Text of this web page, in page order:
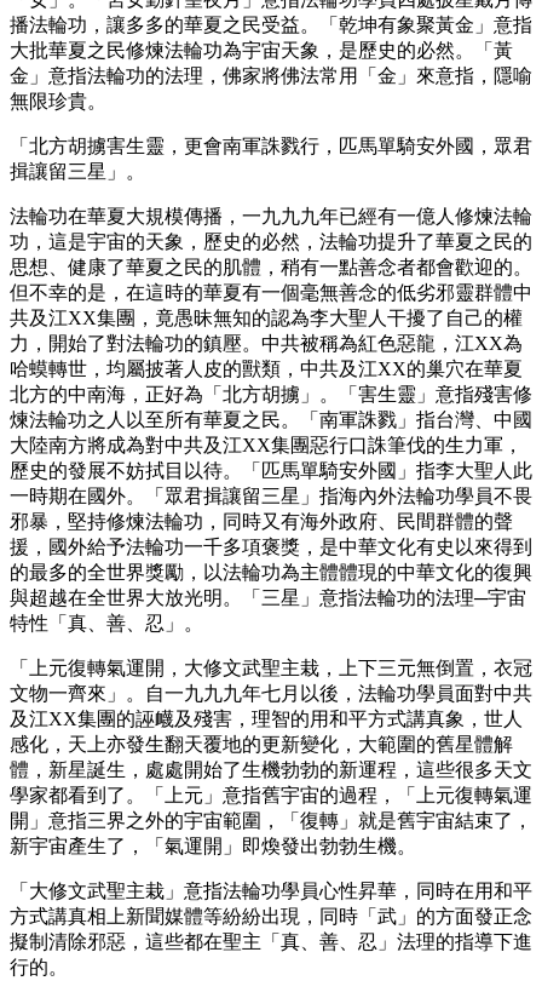
播法輪功，讓多多的華夏之民受益。「乾坤有象聚黃金」意指
大批華夏之民修煉法輪功為宇宙天象，是歷史的必然。「黃
金」意指法輪功的法理，佛家將佛法常用「金」來意指，隱喻
無限珍貴。
「北方胡擄害生靈，更會南軍誅戮行，匹馬單騎安外國，眾君
揖讓留三星」。
法輪功在華夏大規模傳播，一九九九年已經有一億人修煉法輪
功，這是宇宙的天象，歷史的必然，法輪功提升了華夏之民的
思想、健康了華夏之民的肌體，稍有一點善念者都會歡迎的。
但不幸的是，在這時的華夏有一個毫無善念的低劣邪靈群體中
共及江XX集團，竟愚昧無知的認為李大聖人干擾了自己的權
力，開始了對法輪功的鎮壓。中共被稱為紅色惡龍，江XX為
哈蟆轉世，均屬披著人皮的獸類，中共及江XX的巢穴在華夏
北方的中南海，正好為「北方胡擄」。「害生靈」意指殘害修
煉法輪功之人以至所有華夏之民。「南軍誅戮」指台灣、中國
大陸南方將成為對中共及江XX集團惡行口誅筆伐的生力軍，
歷史的發展不妨拭目以待。「匹馬單騎安外國」指李大聖人此
一時期在國外。「眾君揖讓留三星」指海內外法輪功學員不畏
邪暴，堅持修煉法輪功，同時又有海外政府、民間群體的聲
援，國外給予法輪功一千多項褒獎，是中華文化有史以來得到
的最多的全世界獎勵，以法輪功為主體體現的中華文化的復興
與超越在全世界大放光明。「三星」意指法輪功的法理─宇宙
特性「真、善、忍」。
「上元復轉氣運開，大修文武聖主栽，上下三元無倒置，衣冠
文物一齊來」。自一九九九年七月以後，法輪功學員面對中共
及江XX集團的誣衊及殘害，理智的用和平方式講真象，世人
感化，天上亦發生翻天覆地的更新變化，大範圍的舊星體解
體，新星誕生，處處開始了生機勃勃的新運程，這些很多天文
學家都看到了。「上元」意指舊宇宙的過程，「上元復轉氣運
開」意指三界之外的宇宙範圍，「復轉」就是舊宇宙結束了，
新宇宙產生了，「氣運開」即煥發出勃勃生機。
「大修文武聖主栽」意指法輪功學員心性昇華，同時在用和平
方式講真相上新聞媒體等紛紛出現，同時「武」的方面發正念
擬制清除邪惡，這些都在聖主「真、善、忍」法理的指導下進
行的。